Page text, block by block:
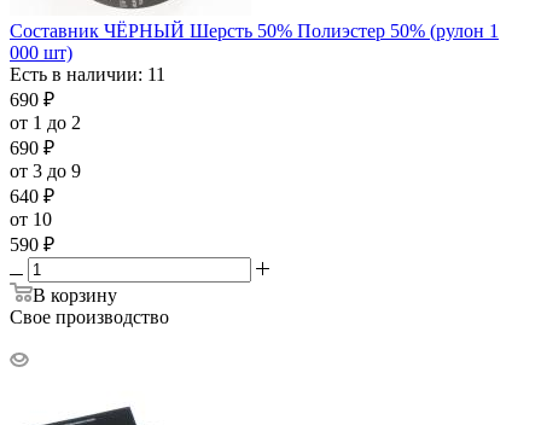
Составник ЧЁРНЫЙ Шерсть 50% Полиэстер 50% (рулон 1
000 шт)
Есть в наличии: 11
690 ₽
от 1 до 2
690 ₽
от 3 до 9
640 ₽
от 10
590 ₽
В корзину
Свое производство